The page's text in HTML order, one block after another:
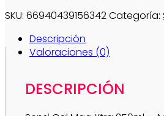
SKU: 66940439156342Categoría:
Descripción
Valoraciones (0)
DESCRIPCIÓN